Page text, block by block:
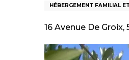
HÉBERGEMENT FAMILIAL
16 Avenue De